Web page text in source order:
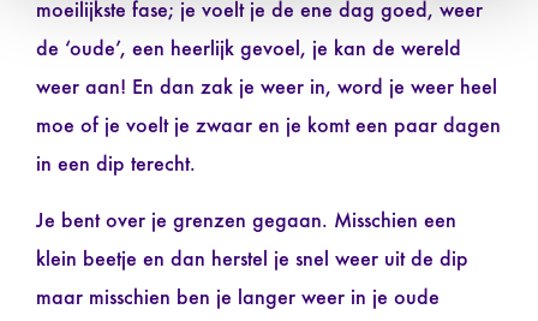
moeilijkste fase; je voelt je de ene dag goed, weer
de ‘oude’, een heerlijk gevoel, je kan de wereld
weer aan! En dan zak je weer in, word je weer heel
moe of je voelt je zwaar en je komt een paar dagen
in een dip terecht.
Je bent over je grenzen gegaan. Misschien een
klein beetje en dan herstel je snel weer uit de dip
maar misschien ben je langer weer in je oude